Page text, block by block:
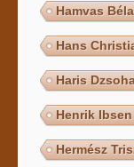
Hamvas Béla
Hans
Haris
Henrik Ibsen
Hermész